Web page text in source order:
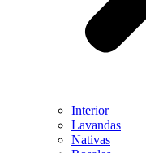
Interior
Lavandas
Nativas